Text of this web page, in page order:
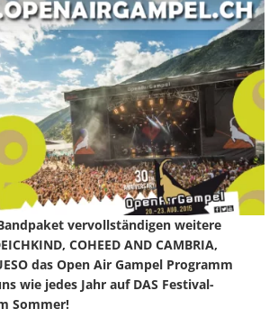
vervollständigen weitere
COHEED AND CAMBRIA,
das Open Air Gampel Programm
wie jedes Jahr auf DAS Festival-
Sommer!